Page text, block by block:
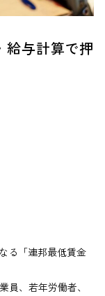
給与計算で押
る「連邦最低賃金
員、若年労働者、